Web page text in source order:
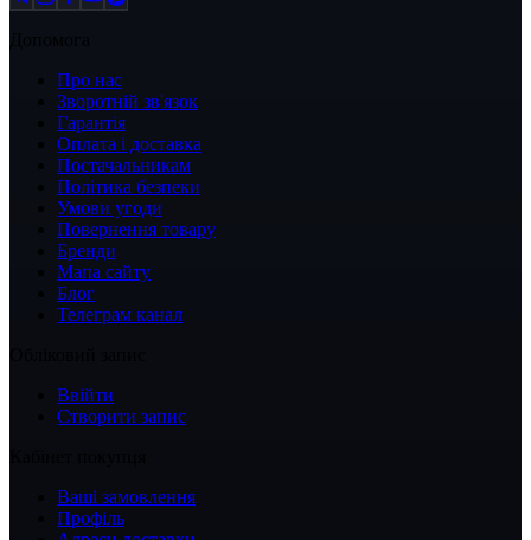
Про нас
Зворотній зв'язок
Гарантія
Оплата і доставка
Постачальникам
Політика безпеки
Умови угоди
Повернення товару
Бренди
Мапа сайту
Блог
Телеграм канал
Ввійти
Створити запис
Ваші замовлення
Профіль